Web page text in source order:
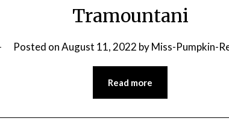
Tramountani
Posted onAugust 11, 2022 byMiss-Pumpkin-
Read more